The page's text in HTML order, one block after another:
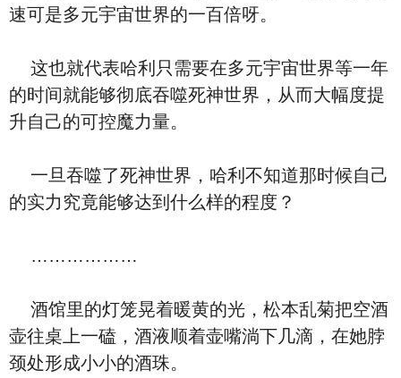
速可是多元宇宙世界的一百倍呀。
这也就代表哈利只需要在多元宇宙世界等一年
的时间就能够彻底吞噬死神世界，从而大幅度提
升自己的可控魔力量。
一旦吞噬了死神世界，哈利不知道那时候自己
的实力究竟能够达到什么样的程度？
………………
酒馆里的灯笼晃着暖黄的光，松本乱菊把空酒
壶往桌上一磕，酒液顺着壶嘴淌下几滴，在她脖
颈处形成小小的酒珠。